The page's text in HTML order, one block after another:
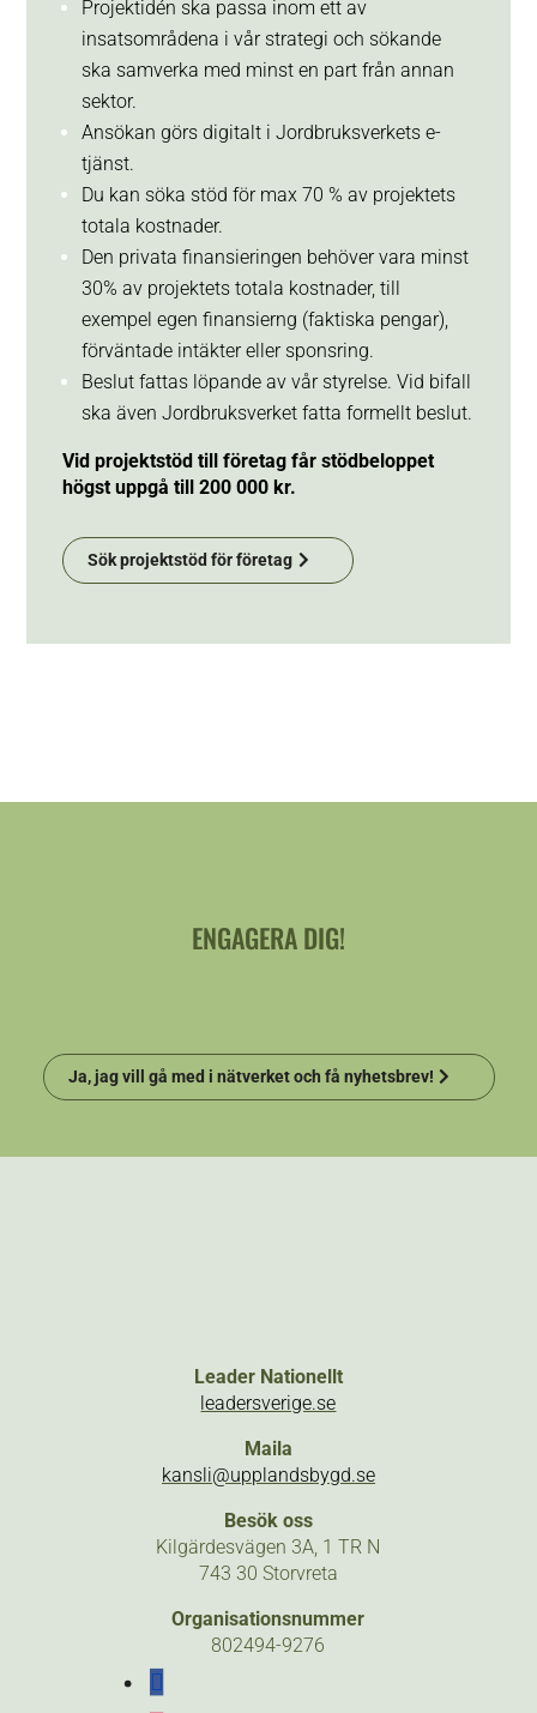
Projektidén ska passa inom ett av
insatsområdena i vår strategi och sökande
ska samverka med minst en part från annan
sektor.
Ansökan görs digitalt i Jordbruksverkets e-
tjänst.
Du kan söka stöd för max 70 % av projektets
totala kostnader.
Den privata finansieringen behöver vara minst
30% av projektets totala kostnader, till
exempel egen finansierng (faktiska pengar),
förväntade intäkter eller sponsring.
Beslut fattas löpande av vår styrelse. Vid bifall
ska även Jordbruksverket fatta formellt beslut.
Vid projektstöd till företag får stödbeloppet
högst uppgå till 200 000 kr.
Sök projektstöd för företag
ENGAGERA DIG!
Ja, jag vill gå med i nätverket och få nyhetsbrev!
Leader Nationellt
leadersverige.se
Maila
kansli@upplandsbygd.se
Besök oss
Kilgärdesvägen 3A, 1 TR N
743 30 Storvreta
Organisationsnummer
802494-9276